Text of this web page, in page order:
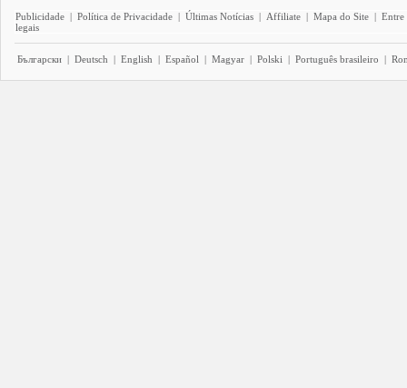
Publicidade | Política de Privacidade | Últimas Notícias | Affiliate | Mapa do Site | Entre
legais
Български | Deutsch | English | Español | Magyar | Polski | Português brasileiro |